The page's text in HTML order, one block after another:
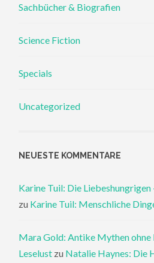
Sachbücher & Biografien
Science Fiction
Specials
Uncategorized
NEUESTE KOMMENTARE
Karine Tuil: Die
zu Karine Tuil: Menschliche
Mara Gold: Antike Mythen ohne
Leselust zu Natalie Haynes: Die